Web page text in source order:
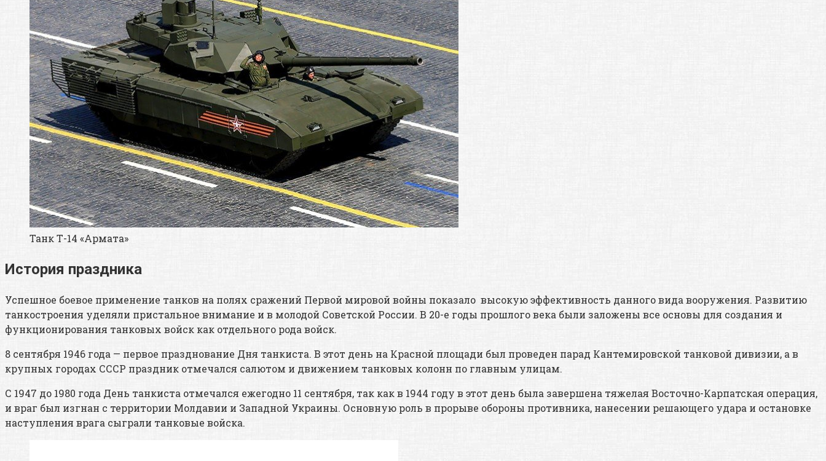
Танк Т-14 «Армата»
История праздника
Успешное боевое применение танков на полях сражений Первой мировой войны показало высокую эффективность данного вида вооружения. Развитию
танкостроения уделяли пристальное внимание и в молодой Советской России. В 20-е годы прошлого века были заложены все основы для создания и
функционирования танковых войск как отдельного рода войск.
8 сентября 1946 года — первое празднование Дня танкиста. В этот день на Красной площади был проведен парад Кантемировской танковой дивизии, а в
крупных городах СССР праздник отмечался салютом и движением танковых колонн по главным улицам.
С 1947 до 1980 года День танкиста отмечался ежегодно 11 сентября, так как в 1944 году в этот день была завершена тяжелая Восточно-Карпатская операция,
и враг был изгнан с территории Молдавии и Западной Украины. Основную роль в прорыве обороны противника, нанесении решающего удара и остановке
наступления врага сыграли танковые войска.